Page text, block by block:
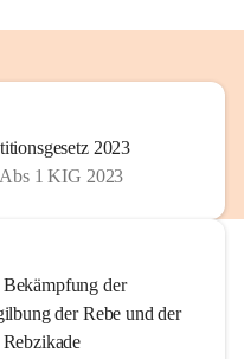
2023
1 KIG 2023
der
der Rebe und der